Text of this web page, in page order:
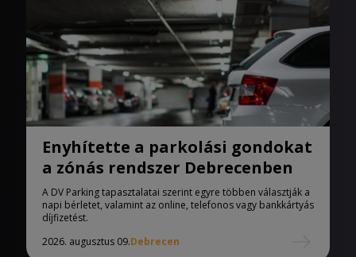
Enyhítette a parkolási gondokat
a zónás rendszer Debrecenben
A DV Parking tapasztalatai szerint egyre többen választják a
napi bérletet, valamint az online, telefonos vagy bankkártyás
díjfizetést.
2026. augusztus 09.Debrecen